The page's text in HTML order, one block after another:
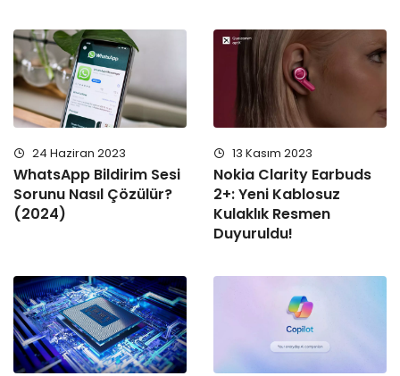
24 Haziran 2023
WhatsApp Bildirim Sesi
Sorunu Nasıl Çözülür?
(2024)
13 Kasım 2023
Nokia Clarity Earbuds
2+: Yeni Kablosuz
Kulaklık Resmen
Duyuruldu!